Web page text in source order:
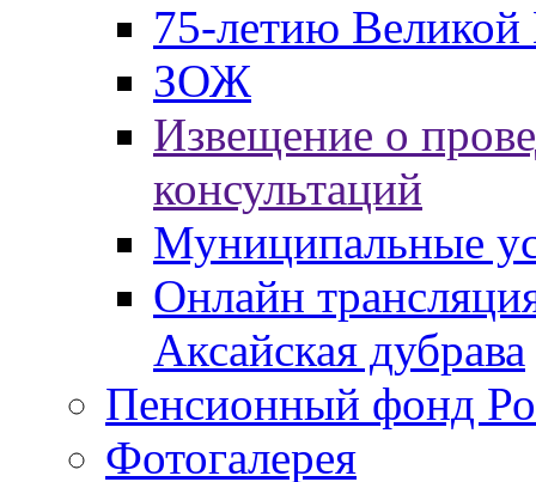
75-летию
ЗОЖ
Извещение о
консультаций
Муниципальные
Онлайн
Аксайская дубрава
Пенсионный фонд
Фотогалерея